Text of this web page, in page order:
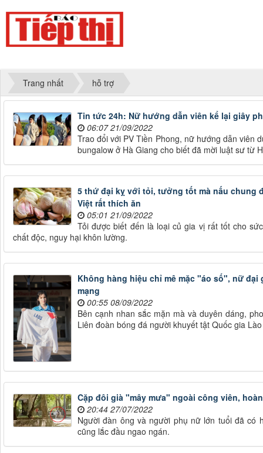
Trang nhất hỗ trợ
Tin tức 24h: Nữ hướng dẫn viên kể lại giây
06:07 21/09/2022
Trao đổi với PV Tiền Phong, nữ hướng dẫn viên
bungalow ở Hà Giang cho biết đã mời luật sư từ
5 thứ đại kỵ với tỏi, tưởng tốt mà nấu chung
Việt rất thích ăn
05:01 21/09/2022
Tỏi được biết đến là loại củ gia vị rất tốt cho
chất độc, nguy hại khôn lường.
Không hàng hiệu chỉ mê mặc "áo số", nữ
mạng
00:55 08/09/2022
Bên cạnh nhan sắc mặn mà và duyên dáng,
Liên đoàn bóng đá người khuyết tật Quốc gia
Cặp đôi già "mây mưa" ngoài công viên,
20:44 27/07/2022
Người đàn ông và người phụ nữ lớn tuổi đã có
cũng lắc đầu ngao ngán.